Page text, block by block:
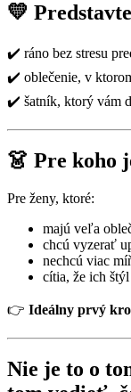
💛
✔️ ráno bez stresu
✔️ oblečenie, v
✔️ šatník, ktorý vám
👗 Pre koho
Pre ženy, ktoré:
majú veľa
chcú vyzerať
nechcú viac
cítia, že ich
👉 Ideálny prvý
Nie je to o